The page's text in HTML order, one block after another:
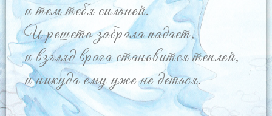
и тем тебя сильней.
И решето забрала падает,
и взгляд врага становится теплей,
и никуда ему уже не деться.